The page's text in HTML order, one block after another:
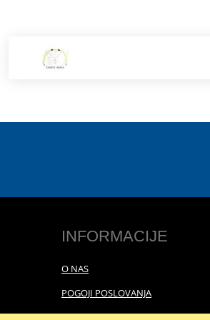
INFORMACIJE
O NAS
POGOJI POSLOVANJA
POLITIKA ZASEBNOSTI